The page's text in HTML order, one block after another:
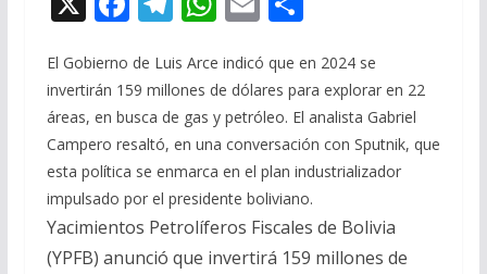
e
b
o
o
k
e
gr
a
m
at
s
A
p
p
ai
l
m
p
ar
ti
r
El Gobierno de Luis Arce indicó que en 2024 se
invertirán 159 millones de dólares para explorar en 22
áreas, en busca de gas y petróleo. El analista Gabriel
Campero resaltó, en una conversación con Sputnik, que
esta política se enmarca en el plan industrializador
impulsado por el presidente boliviano.
Yacimientos Petrolíferos Fiscales de Bolivia
(YPFB) anunció que invertirá 159 millones de